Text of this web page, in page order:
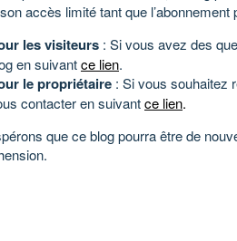
accès limité tant que l’abonnement
les visiteurs : Si vous avez des
en suivantce lien.
le propriétaire : Si vous souhaitez
contacter en suivantce lien.
que ce blog pourra être de